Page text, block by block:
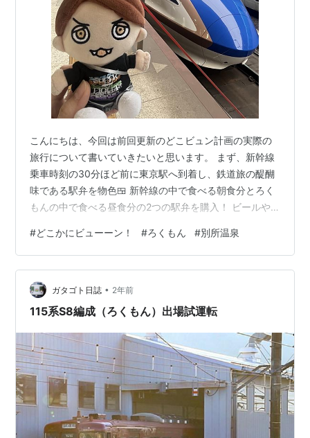
こんにちは、今回は前回更新のどこビュン計画の実際の
旅行について書いていきたいと思います。 まず、新幹線
乗車時刻の30分ほど前に東京駅へ到着し、鉄道旅の醍醐
味である駅弁を物色🍱 新幹線の中で食べる朝食分とろく
もんの中で食べる昼食分の2つの駅弁を購入！ ビールや
基本的に早め早めの行動をしてしまうので20分ほど待合
室で待機して定刻通りに到着した新幹線に乗車🚄 東京駅
7時52分発はくたか553号で佐久平駅へ移動。佐久平着9
時8分。 初の北陸新幹線（途中下車） 直前までえきねっ
とで空席情報を見ていたのですが私の横の席も埋まって
#どこかにビューーン！ #ろくもん #別所温泉
ガタゴト日誌 • 2年前
115系S8編成（ろくもん）出場試運転